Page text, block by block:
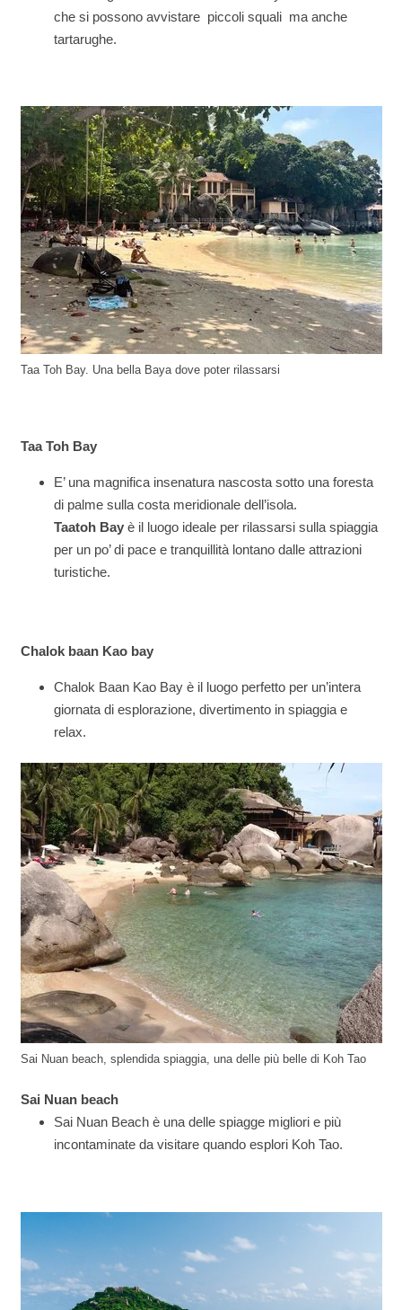
che si possono avvistare piccoli squali ma anche
tartarughe.
Taa Toh Bay. Una bella Baya dove poter rilassarsi
Taa Toh Bay
E’ una magnifica insenatura nascosta sotto una foresta
di palme sulla costa meridionale dell’isola.
Taatoh Bay è il luogo ideale per rilassarsi sulla spiaggia
per un po’ di pace e tranquillità lontano dalle attrazioni
turistiche.
Chalok baan Kao bay
Chalok Baan Kao Bay è il luogo perfetto per un’intera
giornata di esplorazione, divertimento in spiaggia e
relax.
Sai Nuan beach, splendida spiaggia, una delle più belle di Koh Tao
Sai Nuan beach
Sai Nuan Beach è una delle spiagge migliori e più
incontaminate da visitare quando esplori Koh Tao.